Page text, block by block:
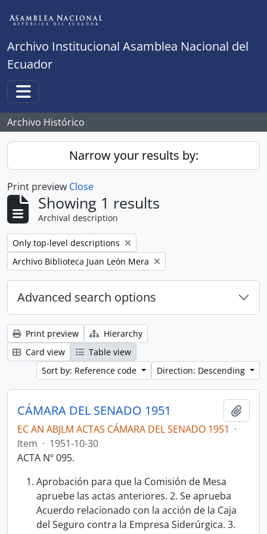
Archivo Institucional Asamblea Nacional del
Ecuador
Toggle navigation
Archivo Histórico
Narrow your results by:
Print preview Close
Showing 1 results
Archival description
Remove filter:
Only top-level descriptions
Remove filter:
Archivo Biblioteca Juan León Mera
Advanced search options
Print preview
Hierarchy
Card view
Table view
Sort by: Reference code
Direction: Descending
CÁMARA DEL SENADO 1951
EC AN ABJLM ACTAS CÁMARA DEL SENADO 1951 ·
Item · 1951-10-30
ACTA Nº 095.
Aprobación para que la Comisión de Mesa
apruebe las actas anteriores. 2. Se aprueba
Acuerdo relacionado con la acción de la Caja
del Seguro contra la Empresa Siderúrgica. 3.